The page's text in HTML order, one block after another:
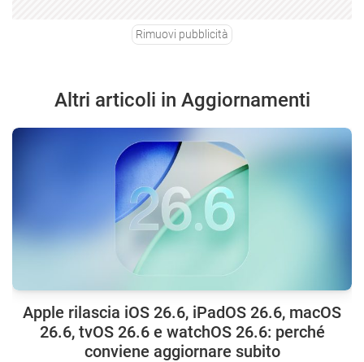
Rimuovi pubblicità
Altri articoli in Aggiornamenti
Apple rilascia iOS 26.6, iPadOS 26.6, macOS
26.6, tvOS 26.6 e watchOS 26.6: perché
conviene aggiornare subito